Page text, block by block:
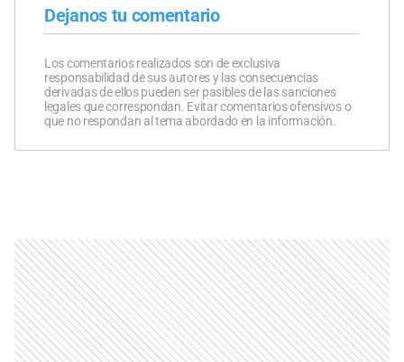
Dejanos tu comentario
Los comentarios realizados son de exclusiva
responsabilidad de sus autores y las consecuencias
derivadas de ellos pueden ser pasibles de las sanciones
legales que correspondan. Evitar comentarios ofensivos o
que no respondan al tema abordado en la información.